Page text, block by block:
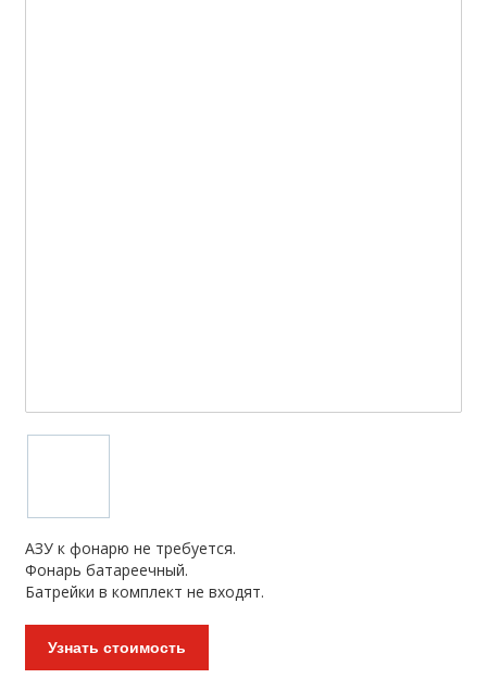
АЗУ к фонарю не требуется.
Фонарь батареечный.
Батрейки в комплект не входят.
Узнать стоимость